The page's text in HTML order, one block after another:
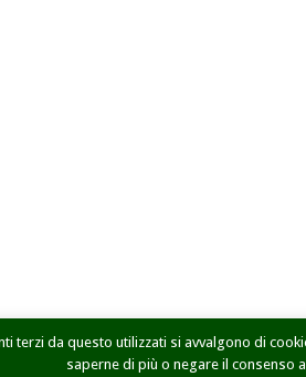
terzi da questo utilizzati si avvalgono di
saperne di più o negare il consenso